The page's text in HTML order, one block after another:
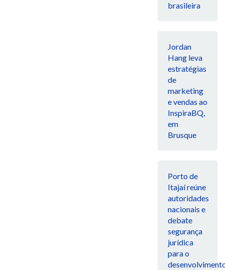
brasileira
Jordan
Hang leva
estratégias
de
marketing
e vendas ao
InspiraBQ,
em
Brusque
Porto de
Itajaí reúne
autoridades
nacionais e
debate
segurança
jurídica
para o